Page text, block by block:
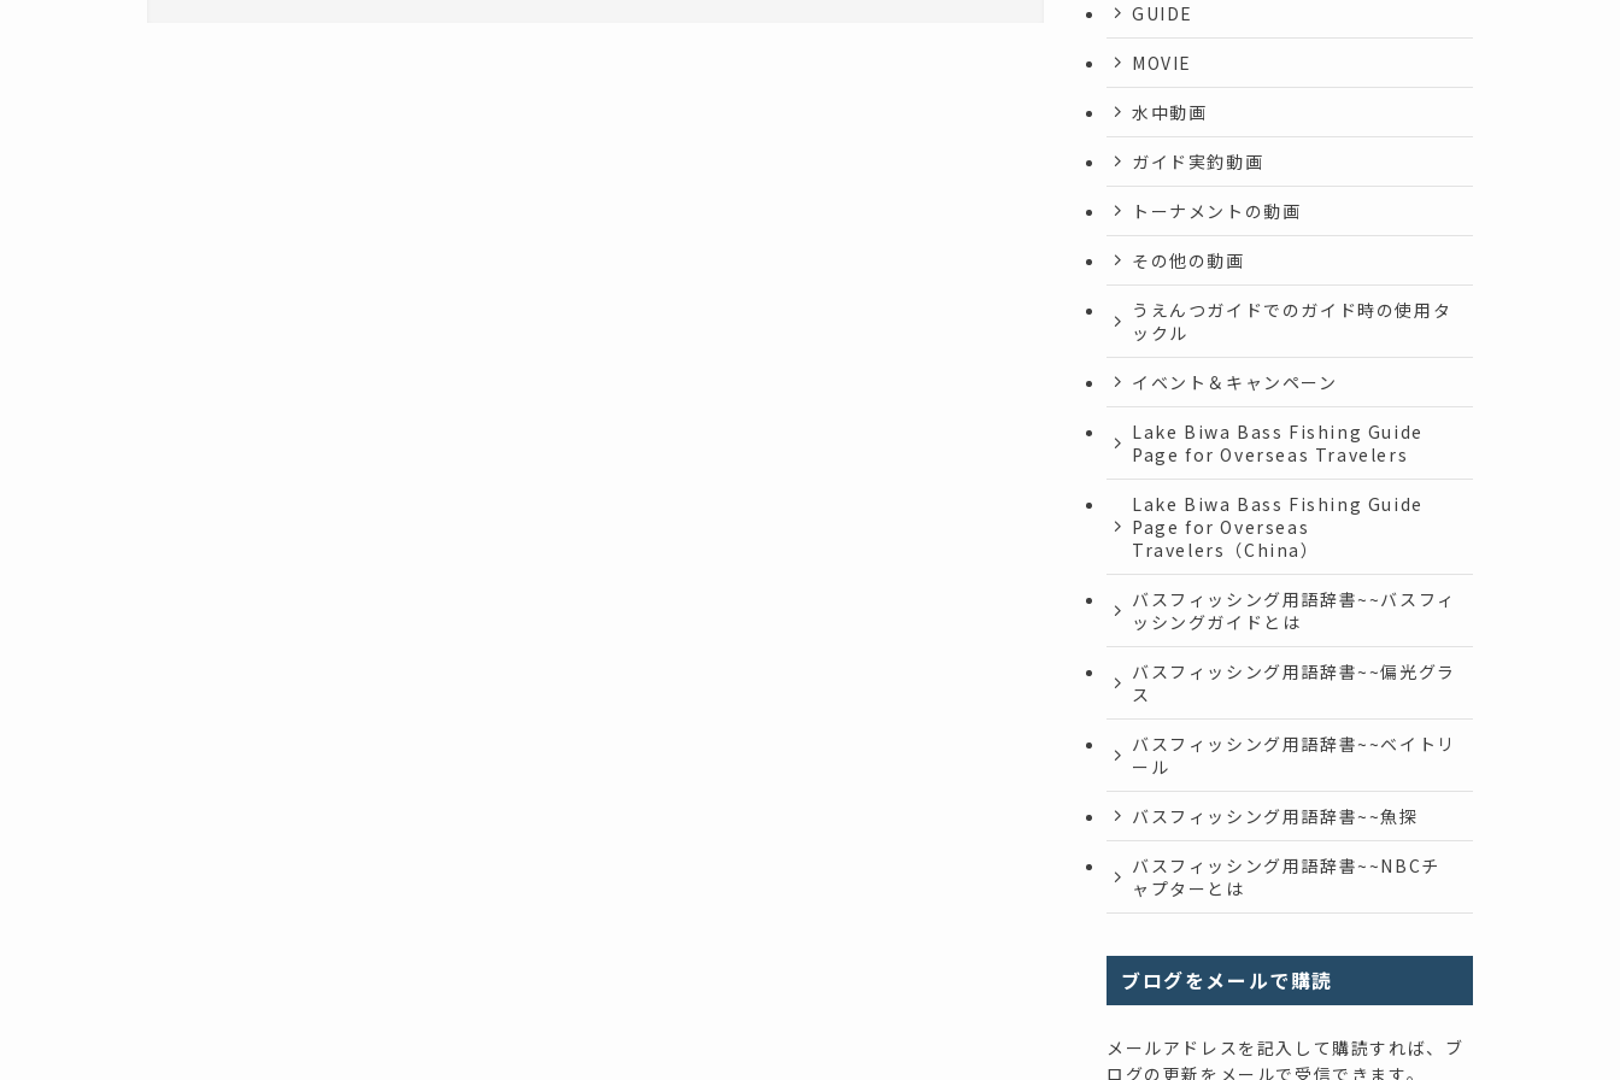
GUIDE
MOVIE
水中動画
ガイド実釣動画
トーナメントの動画
その他の動画
うえんつガイドでのガイド時の使用タ
ックル
イベント＆キャンペーン
Lake Biwa Bass Fishing Guide
Page for Overseas Travelers
Lake Biwa Bass Fishing Guide
Page for Overseas
Travelers（China）
バスフィッシング用語辞書~~バスフィ
ッシングガイドとは
バスフィッシング用語辞書~~偏光グラ
ス
バスフィッシング用語辞書~~ベイトリ
ール
バスフィッシング用語辞書~~魚探
バスフィッシング用語辞書~~NBCチ
ャプターとは
ブログをメールで購読
メールアドレスを記入して購読すれば、ブ
ログの更新をメールで受信できます。